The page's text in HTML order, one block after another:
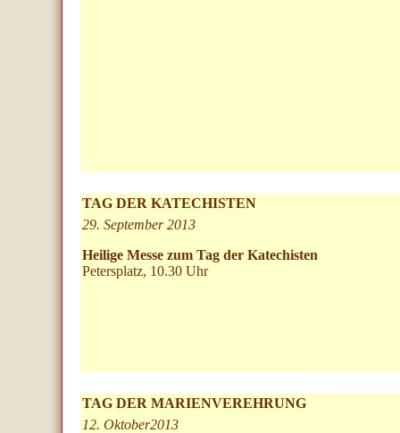
TAG DER KATECHISTEN
29. September 2013
Heilige Messe zum Tag der Katechisten
Petersplatz, 10.30 Uhr
TAG DER MARIENVEREHRUNG
12. Oktober2013